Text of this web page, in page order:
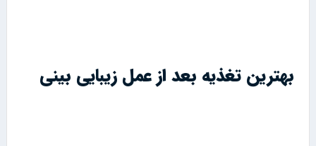
بهترین تغذیه بعد از عمل زیبایی بینی